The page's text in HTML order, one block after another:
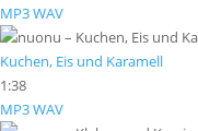
MP3WAV
Kuchen, Eis und Karamell
1:38
MP3WAV